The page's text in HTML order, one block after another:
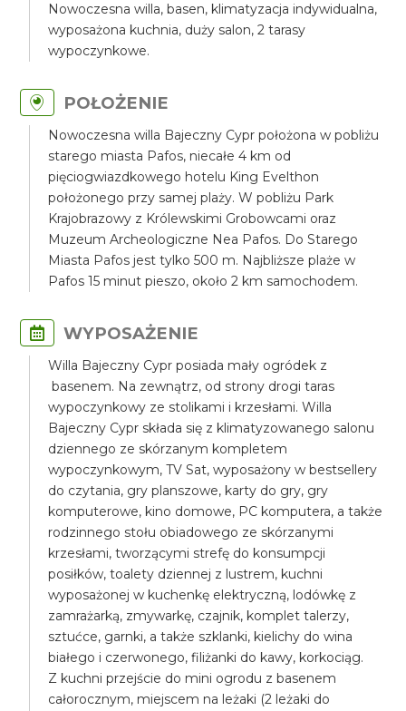
Nowoczesna willa, basen, klimatyzacja indywidualna,
wyposażona kuchnia, duży salon, 2 tarasy
wypoczynkowe.
POŁOŻENIE
Nowoczesna willa Bajeczny Cypr położona w pobliżu
starego miasta Pafos, niecałe 4 km od
pięciogwiazdkowego hotelu King Evelthon
położonego przy samej plaży. W pobliżu Park
Krajobrazowy z Królewskimi Grobowcami oraz
Muzeum Archeologiczne Nea Pafos. Do Starego
Miasta Pafos jest tylko 500 m. Najbliższe plaże w
Pafos 15 minut pieszo, około 2 km samochodem.
WYPOSAŻENIE
Willa Bajeczny Cypr posiada mały ogródek z
basenem. Na zewnątrz, od strony drogi taras
wypoczynkowy ze stolikami i krzesłami. Willa
Bajeczny Cypr składa się z klimatyzowanego salonu
dziennego ze skórzanym kompletem
wypoczynkowym, TV Sat, wyposażony w bestsellery
do czytania, gry planszowe, karty do gry, gry
komputerowe, kino domowe, PC komputera, a także
rodzinnego stołu obiadowego ze skórzanymi
krzesłami, tworzącymi strefę do konsumpcji
posiłków, toalety dziennej z lustrem, kuchni
wyposażonej w kuchenkę elektryczną, lodówkę z
zamrażarką, zmywarkę, czajnik, komplet talerzy,
sztućce, garnki, a także szklanki, kielichy do wina
białego i czerwonego, filiżanki do kawy, korkociąg.
Z kuchni przejście do mini ogrodu z basenem
całorocznym, miejscem na leżaki (2 leżaki do